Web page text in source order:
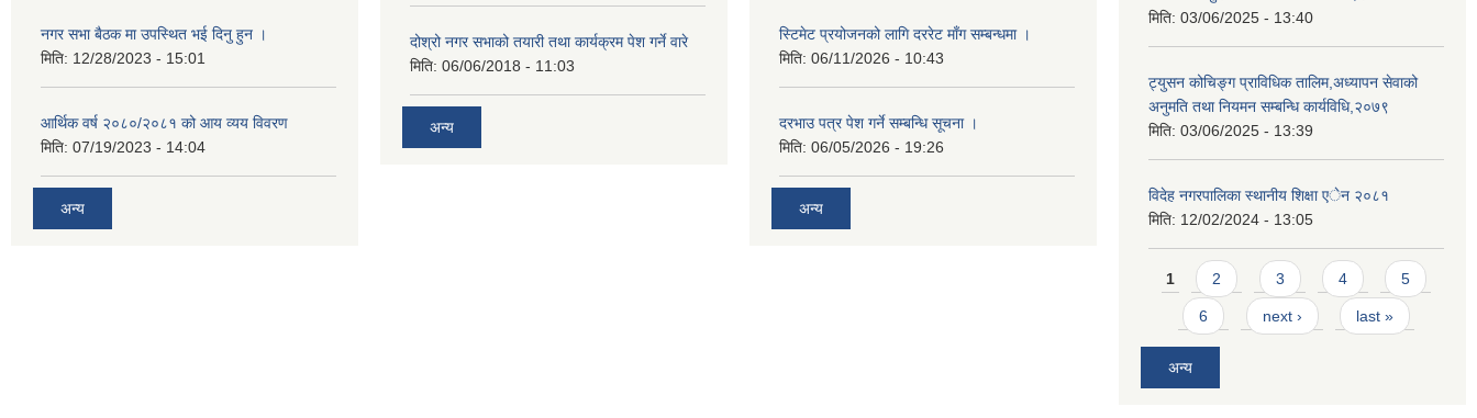
नगर सभा बैठक मा उपस्थित भई दिनु हुन ।
मिति: 12/28/2023 - 15:01
आर्थिक वर्ष २०८०/२०८१ को आय व्यय विवरण
मिति: 07/19/2023 - 14:04
अन्य
दोश्रो नगर सभाको तयारी तथा कार्यक्रम पेश गर्ने वारे
मिति: 06/06/2018 - 11:03
अन्य
स्टिमेट प्रयोजनको लागि दररेट माँग सम्बन्धमा ।
मिति: 06/11/2026 - 10:43
दरभाउ पत्र पेश गर्ने सम्बन्धि सूचना ।
मिति: 06/05/2026 - 19:26
अन्य
मिति: 03/06/2025 - 13:40
ट्युसन कोचिङ्ग प्राविधिक तालिम,अध्यापन सेवाको
अनुमति तथा नियमन सम्बन्धि कार्यविधि,२०७९
मिति: 03/06/2025 - 13:39
विदेह नगरपालिका स्थानीय शिक्षा एेन २०८१
मिति: 12/02/2024 - 13:05
Pages
1 2 3 4 5
6 next › last »
अन्य